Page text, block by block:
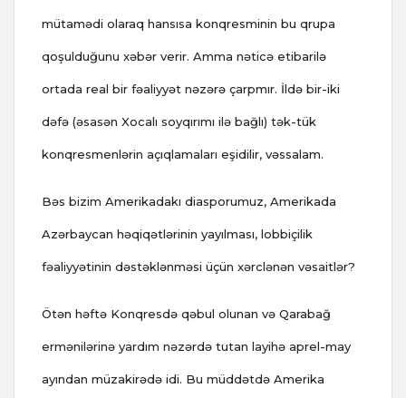
mütamədi olaraq hansısa konqresminin bu qrupa
qoşulduğunu xəbər verir. Amma nəticə etibarilə
ortada real bir fəaliyyət nəzərə çarpmır. İldə bir-iki
dəfə (əsasən Xocalı soyqırımı ilə bağlı) tək-tük
konqresmenlərin açıqlamaları eşidilir, vəssalam.
Bəs bizim Amerikadakı diasporumuz, Amerikada
Azərbaycan həqiqətlərinin yayılması, lobbiçilik
fəaliyyətinin dəstəklənməsi üçün xərclənən vəsaitlər?
Ötən həftə Konqresdə qəbul olunan və Qarabağ
ermənilərinə yardım nəzərdə tutan layihə aprel-may
ayından müzakirədə idi. Bu müddətdə Amerika